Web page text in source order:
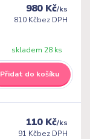
980 Kč/ks
810 Kčbez DPH
skladem 28 ks
Přidat do košíku
110 Kč/ks
91 Kčbez DPH